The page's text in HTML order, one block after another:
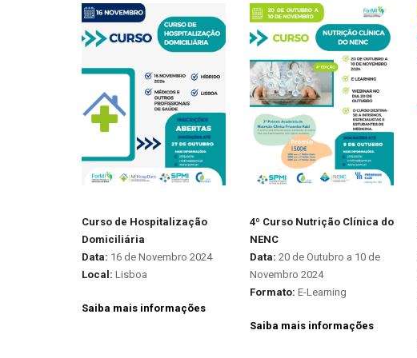
Curso de Hospitalização
Domiciliária
Data: 16 de Novembro 2024
Local: Lisboa
Saiba mais informações
4º Curso Nutrição Clínica do
NENC
Data: 20 de Outubro a 10 de
Novembro 2024
Formato: E-Learning
Saiba mais informações